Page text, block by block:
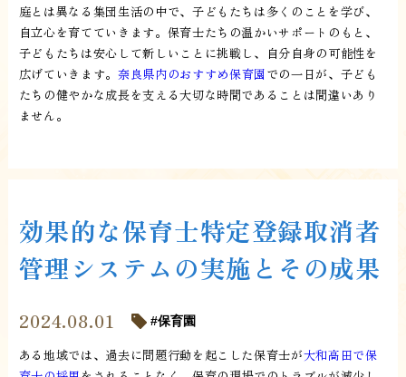
庭とは異なる集団生活の中で、子どもたちは多くのことを学び、
自立心を育てていきます。保育士たちの温かいサポートのもと、
子どもたちは安心して新しいことに挑戦し、自分自身の可能性を
広げていきます。 奈良県内のおすすめ保育園での一日が、子ども
たちの健やかな成長を支える大切な時間であることは間違いあり
ません。
効果的な保育士特定登録取消者
管理システムの実施とその成果
2024.08.01 保育園
ある地域では、過去に問題行動を起こした保育士が大和高田で保